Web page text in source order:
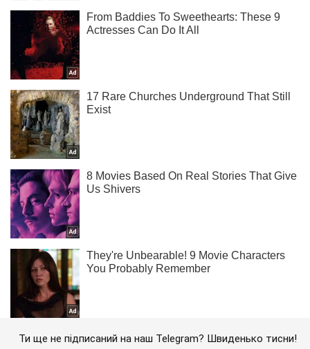
Ти ще не підписаний на наш Telegram? Швиденько тисни!